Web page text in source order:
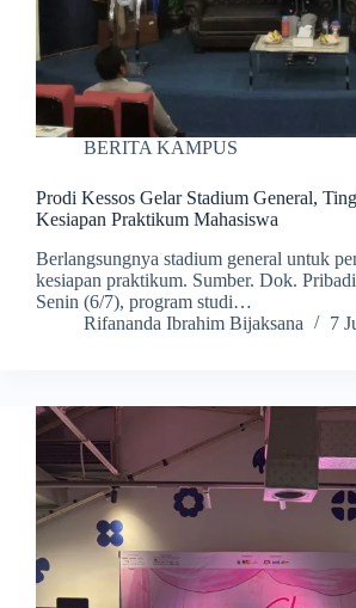
BERITA KAMPUS
Prodi Kessos Gelar Stadium General,
Kesiapan Praktikum Mahasiswa
Berlangsungnya stadium general untuk
kesiapan praktikum. Sumber. Dok.
Senin (6/7), program studi…
Rifananda Ibrahim Bijaksana
7